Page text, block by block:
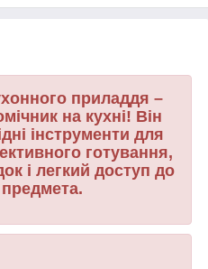
приладдя –
на кухні! Він
інструменти для
готування,
і легкий доступ до